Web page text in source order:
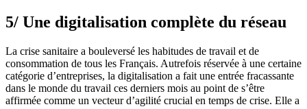
5/ Une digitalisation complète du réseau
La crise sanitaire a bouleversé les habitudes de travail et de
consommation de tous les Français. Autrefois réservée à une certaine
catégorie d’entreprises, la digitalisation a fait une entrée fracassante
dans le monde du travail ces derniers mois au point de s’être
affirmée comme un vecteur d’agilité crucial en temps de crise. Elle a